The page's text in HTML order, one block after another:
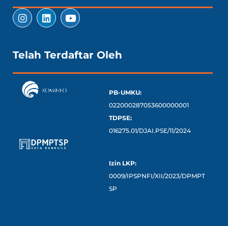
Telah Terdaftar Oleh
PB-UMKU:
022000287053600000001
TDPSE:
016275.01/DJAI.PSE/11/2024
Izin LKP:
0009/IPSPNFI/XII/2023/DPMPT
SP